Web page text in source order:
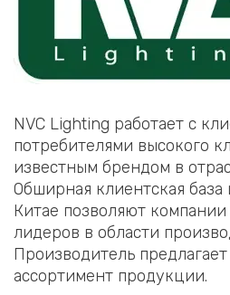
NVC Lighting работает с
потребителями высокого
известным брендом в
Обширная клиентская база
Китае позволяют компании
лидеров в области
Производитель
ассортимент продукции.